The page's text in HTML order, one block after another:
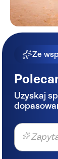
Dar
Dar
Dar
Ze
Uzyskaj